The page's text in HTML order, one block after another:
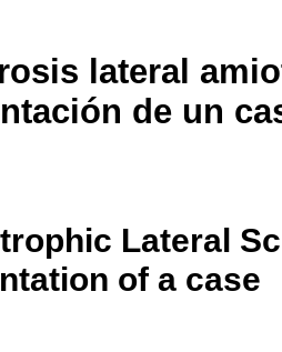
lateral
de un
Lateral
of a case